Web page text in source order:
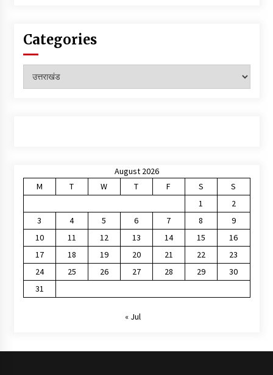
Categories
Categories
August 2026
M
T W T F S
S
1
2
3
4 5 6 7 8
9
10
11 12 13 14 15
16
17
18 19 20 21 22
23
24
25 26 27 28 29
30
31
« Jul